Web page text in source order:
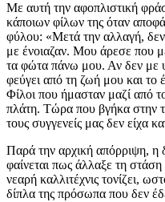
Με αυτή την αφοπλιστική
κάποιων φίλων της όταν
φύλου: «Μετά την αλλαγή,
με ένοιαζαν. Μου άρεσε που
τα φώτα πάνω μου. Αν δεν με
φεύγει από τη ζωή μου και το
Φίλοι που ήμασταν μαζί από
πλάτη. Τώρα που βγήκα στην
τους συγγενείς μας δεν είχα
Παρά την αρχική απόρριψη, η
φαίνεται πως άλλαξε τη
νεαρή καλλιτέχνις τονίζει,
δίπλα της πρόσωπα που δεν